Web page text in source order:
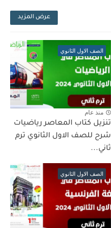
عرض المزيد
الصف الاول الثانوي
منذ عام
تنزيل كتاب المعاصر رياضيات
شرح للصف الاول الثانوي ترم
ثاني...
الصف الاول الثانوي